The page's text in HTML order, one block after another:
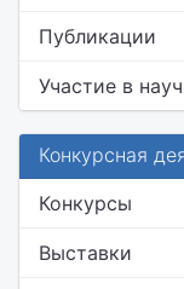
Публикации
Участие в
Конкурсная
Конкурсы
Выставки